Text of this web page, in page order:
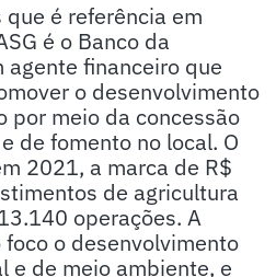
é referência em
é o Banco da
agente financeiro que
o desenvolvimento
por meio da concessão
de fomento no local. O
2021, a marca de R$
de agricultura
operações. A
o desenvolvimento
e de meio ambiente, e